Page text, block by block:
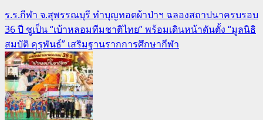
ร.ร.กีฬา จ.สุพรรณบุรี ทำบุญทอดผ้าป่าฯ ฉลองสถาปนาครบรอบ
36 ปี ชูเป็น “เบ้าหลอมทีมชาติไทย” พร้อมเดินหน้าดันตั้ง “มูลนิธิ
สมบัติ คุรุพันธ์” เสริมฐานรากการศึกษากีฬา